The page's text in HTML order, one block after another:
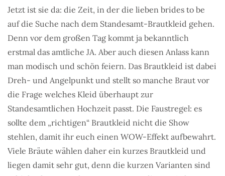
Jetzt ist sie da: die Zeit, in der die lieben brides to be
auf die Suche nach dem Standesamt-Brautkleid gehen.
Denn vor dem großen Tag kommt ja bekanntlich
erstmal das amtliche JA. Aber auch diesen Anlass kann
man modisch und schön feiern. Das Brautkleid ist dabei
Dreh- und Angelpunkt und stellt so manche Braut vor
die Frage welches Kleid überhaupt zur
Standesamtlichen Hochzeit passt. Die Faustregel: es
sollte dem „richtigen“ Brautkleid nicht die Show
stehlen, damit ihr euch einen WOW-Effekt aufbewahrt.
Viele Bräute wählen daher ein kurzes Brautkleid und
liegen damit sehr gut, denn die kurzen Varianten sind